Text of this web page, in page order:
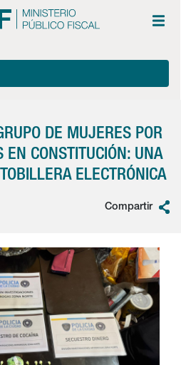
DE MUJERES POR
EN CONSTITUCIÓN: UNA
ELECTRÓNICA
Compartir